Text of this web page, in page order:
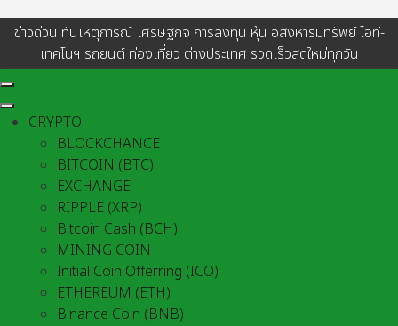
ข่าวด่วน ทันเหตุการณ์ เศรษฐกิจ การลงทุน หุ้น อสังหาริมทรัพย์ ไอที-
เทคโนฯ รถยนต์ ท่องเที่ยว ต่างประเทศ รวดเร็วสดใหม่ทุกวัน
CRYPTO
BLOCKCHANCE
BITCOIN (BTC)
EXCHANGE
RIPPLE (XRP)
Bitcoin Cash (BCH)
MINING COIN
Initial Coin Offerring (ICO)
ETHEREUM (ETH)
Binance Coin (BNB)